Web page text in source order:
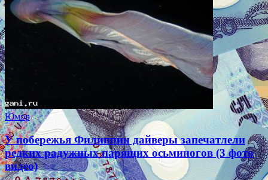
Юмор
У побережья Филиппин дайверы запечатлели
редких радужных парящих осьминогов (3 фото
видео)